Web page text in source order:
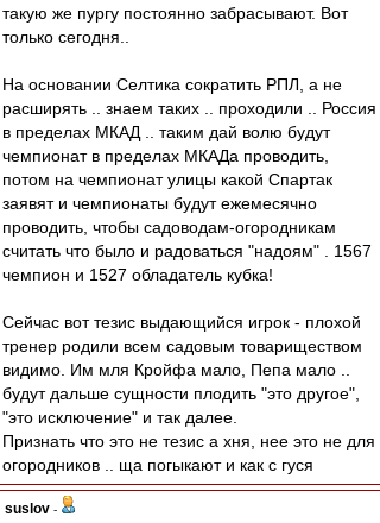
такую же пургу постоянно забрасывают. Вот
только сегодня..
На основании Селтика сократить РПЛ, а не
расширять .. знаем таких .. проходили .. Россия
в пределах МКАД .. таким дай волю будут
чемпионат в пределах МКАДа проводить,
потом на чемпионат улицы какой Спартак
заявят и чемпионаты будут ежемесячно
проводить, чтобы садоводам-огородникам
считать что было и радоваться "надоям" . 1567
чемпион и 1527 обладатель кубка!
Сейчас вот тезис выдающийся игрок - плохой
тренер родили всем садовым товариществом
видимо. Им мля Кройфа мало, Пепа мало ..
будут дальше сущности плодить "это другое",
"это исключение" и так далее.
Признать что это не тезис а хня, нее это не для
огородников .. ща погыкают и как с гуся
suslov -